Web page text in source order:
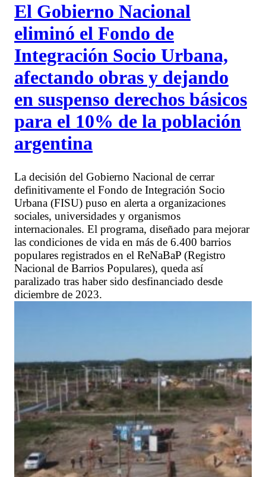
El Gobierno Nacional
eliminó el Fondo de
Integración Socio Urbana,
afectando obras y dejando
en suspenso derechos básicos
para el 10% de la población
argentina
La decisión del Gobierno Nacional de cerrar
definitivamente el Fondo de Integración Socio
Urbana (FISU) puso en alerta a organizaciones
sociales, universidades y organismos
internacionales. El programa, diseñado para mejorar
las condiciones de vida en más de 6.400 barrios
populares registrados en el ReNaBaP (Registro
Nacional de Barrios Populares), queda así
paralizado tras haber sido desfinanciado desde
diciembre de 2023.